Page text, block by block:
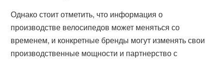
Однако стоит отметить, что информация о
производстве велосипедов может меняться со
временем, и конкретные бренды могут изменять свои
производственные мощности и партнерство с